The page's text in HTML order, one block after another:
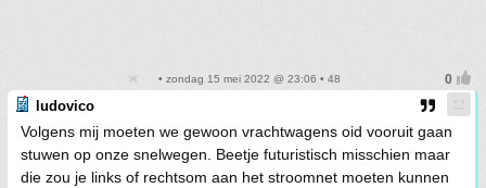
• zondag 15 mei 2022 @ 23:06 • 48
ludovico
Volgens mij moeten we gewoon vrachtwagens oid vooruit gaan
stuwen op onze snelwegen. Beetje futuristisch misschien maar
die zou je links of rechtsom aan het stroomnet moeten kunnen